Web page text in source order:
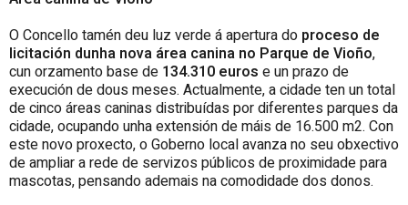
O Concello tamén deu luz verde á apertura do proceso de
licitación dunha nova área canina no Parque de Vioño,
cun orzamento base de 134.310 euros e un prazo de
execución de dous meses. Actualmente, a cidade ten un total
de cinco áreas caninas distribuídas por diferentes parques da
cidade, ocupando unha extensión de máis de 16.500 m2. Con
este novo proxecto, o Goberno local avanza no seu obxectivo
de ampliar a rede de servizos públicos de proximidade para
mascotas, pensando ademais na comodidade dos donos.